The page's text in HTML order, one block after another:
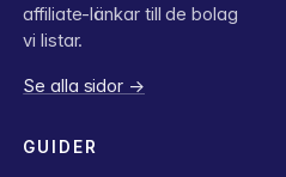
affiliate-länkar till de bolag
vi listar.
Se alla sidor →
GUIDER